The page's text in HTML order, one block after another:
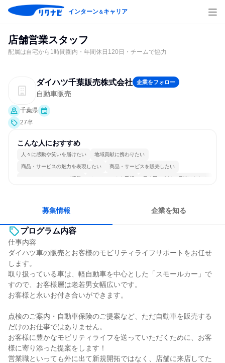
インターン＆キャリア
店舗営業スタッフ
配属は自宅から1時間圏内・年間休日120日・チームで協力
ダイハツ千葉販売株式会社 企業をフォロー
自動車販売
千葉県
27卒
こんな人におすすめ
人々に感動や笑いを届けたい 地域貢献に携わりたい
商品・サービスの魅力を表現したい 商品・サービスを販売したい
コミュニケーションが活発 チームワークを重視 長く同じ会社に居続けられる
募集情報 企業を知る
プログラム内容
仕事内容
ダイハツ車の販売とお客様のモビリティライフサポートをお任せ
します。
取り扱っている車は、軽自動車を中心とした「スモールカー」で
すので、お客様層は老若男女幅広いです。
お客様と永いお付き合いができます。
点検のご案内・自動車保険のご提案など、ただ自動車を販売する
だけのお仕事ではありません。
お客様に豊かなモビリティライフを送っていただくために、お客
様に寄り添った提案をします！
営業職といっても外に出て新規開拓ではなく、店舗に来店してた